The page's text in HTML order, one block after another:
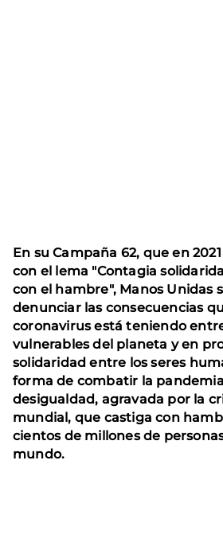
En su Campaña 62, que en
con el lema "Contagia
con el hambre", Manos Unidas
denunciar las consecuencias
coronavirus está teniendo
vulnerables del planeta y en
solidaridad entre los seres
forma de combatir la
desigualdad, agravada por la
mundial, que castiga con
cientos de millones de
mundo.